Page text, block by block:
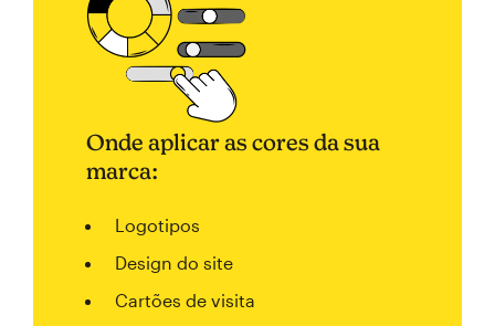
Onde aplicar as cores da sua
marca:
Logotipos
Design do site
Cartões de visita